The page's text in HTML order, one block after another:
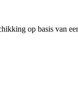
op basis van